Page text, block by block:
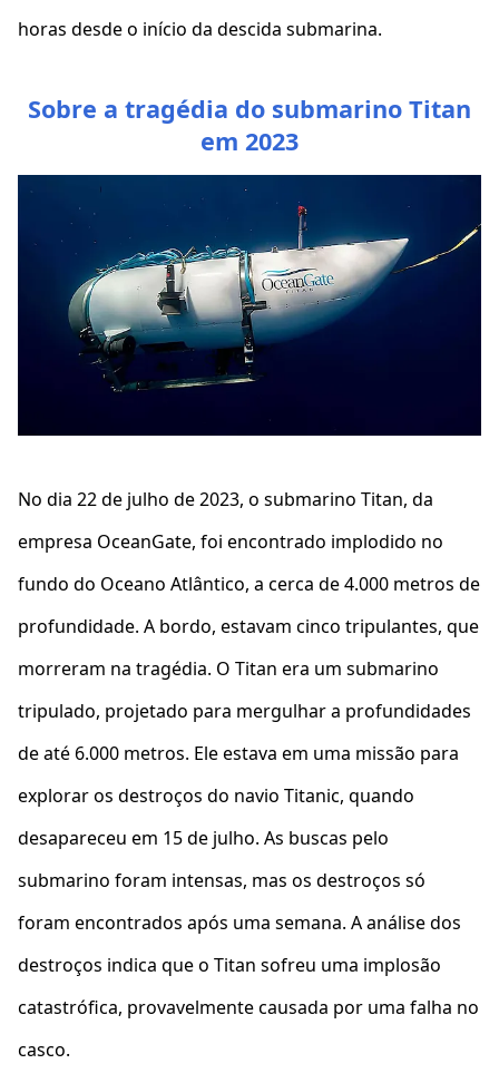
horas desde o início da descida submarina.
Sobre a tragédia do submarino Titan
em 2023
No dia 22 de julho de 2023, o submarino Titan, da
empresa OceanGate, foi encontrado implodido no
fundo do Oceano Atlântico, a cerca de 4.000 metros de
profundidade. A bordo, estavam cinco tripulantes, que
morreram na tragédia. O Titan era um submarino
tripulado, projetado para mergulhar a profundidades
de até 6.000 metros. Ele estava em uma missão para
explorar os destroços do navio Titanic, quando
desapareceu em 15 de julho. As buscas pelo
submarino foram intensas, mas os destroços só
foram encontrados após uma semana. A análise dos
destroços indica que o Titan sofreu uma implosão
catastrófica, provavelmente causada por uma falha no
casco.